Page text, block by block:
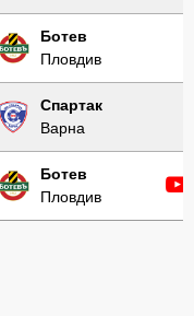
Ботев
Пловдив
Спартак
Варна
Ботев
Пловдив